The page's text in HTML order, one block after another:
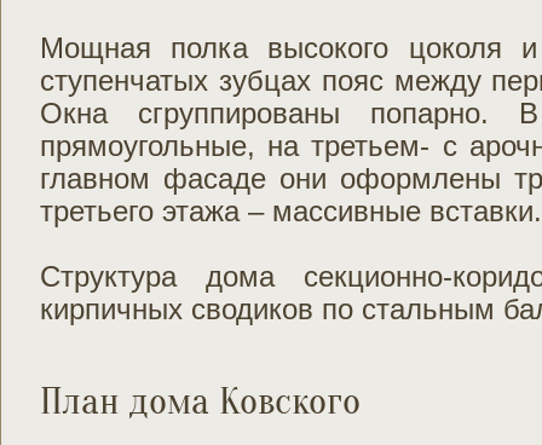
Мощная полка высокого цоколя
ступенчатых зубцах пояс между
Окна сгруппированы попарно.
прямоугольные, на третьем- с
главном фасаде они оформлены
третьего этажа – массивные вставки.
Структура дома секционно-
кирпичных сводиков по стальным
План дома Ковского